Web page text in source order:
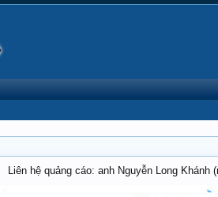
Liên hệ quảng cáo: anh Nguyễn Long